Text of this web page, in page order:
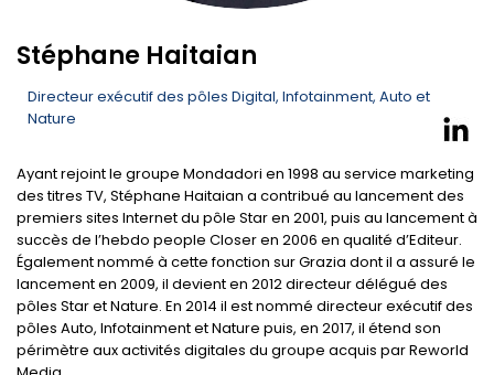
Stéphane Haitaian
Directeur exécutif des pôles Digital, Infotainment, Auto et
Nature
Ayant rejoint le groupe Mondadori en 1998 au service marketing
des titres TV, Stéphane Haitaian a contribué au lancement des
premiers sites Internet du pôle Star en 2001, puis au lancement à
succès de l’hebdo people Closer en 2006 en qualité d’Editeur.
Également nommé à cette fonction sur Grazia dont il a assuré le
lancement en 2009, il devient en 2012 directeur délégué des
pôles Star et Nature. En 2014 il est nommé directeur exécutif des
pôles Auto, Infotainment et Nature puis, en 2017, il étend son
périmètre aux activités digitales du groupe acquis par Reworld